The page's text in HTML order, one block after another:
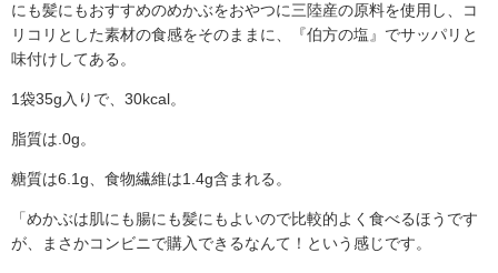
にも髪にもおすすめのめかぶをおやつに三陸産の原料を使用し、コ
リコリとした素材の食感をそのままに、『伯方の塩』でサッパリと
味付けしてある。
1袋35g入りで、30kcal。
脂質は.0g。
糖質は6.1g、食物繊維は1.4g含まれる。
「めかぶは肌にも腸にも髪にもよいので比較的よく食べるほうです
が、まさかコンビニで購入できるなんて！という感じです。